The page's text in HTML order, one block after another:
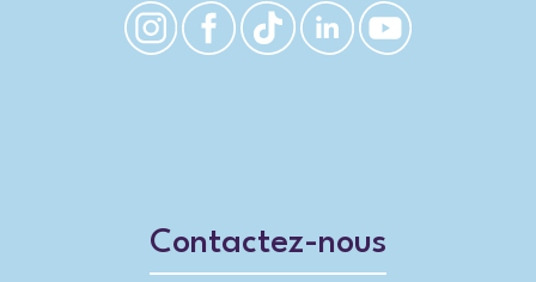
Contactez-nous